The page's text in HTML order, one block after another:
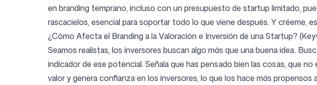
en branding temprano, incluso con un presupuesto de startup limitado,
rascacielos, esencial para soportar todo lo que viene después. Y créeme,
¿Cómo Afecta el Branding a la Valoración e Inversión de una Startup?
Seamos realistas, los inversores buscan algo más que una buena idea.
indicador de ese potencial. Señala que has pensado bien las cosas, que
valor y genera confianza en los inversores, lo que los hace más